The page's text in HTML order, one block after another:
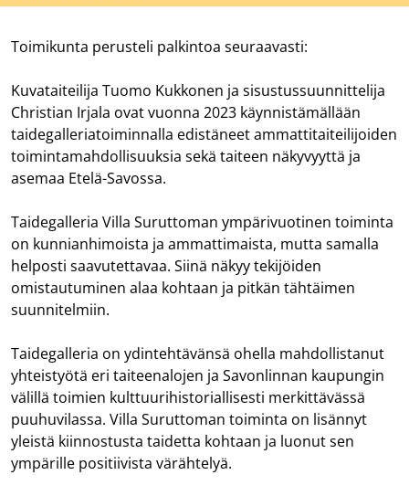
Toimikunta perusteli palkintoa seuraavasti:
Kuvataiteilija Tuomo Kukkonen ja sisustussuunnittelija
Christian Irjala ovat vuonna 2023 käynnistämällään
taidegalleriatoiminnalla edistäneet ammattitaiteilijoiden
toimintamahdollisuuksia sekä taiteen näkyvyyttä ja
asemaa Etelä-Savossa.
Taidegalleria Villa Suruttoman ympärivuotinen toiminta
on kunnianhimoista ja ammattimaista, mutta samalla
helposti saavutettavaa. Siinä näkyy tekijöiden
omistautuminen alaa kohtaan ja pitkän tähtäimen
suunnitelmiin.
Taidegalleria on ydintehtävänsä ohella mahdollistanut
yhteistyötä eri taiteenalojen ja Savonlinnan kaupungin
välillä toimien kulttuurihistoriallisesti merkittävässä
puuhuvilassa. Villa Suruttoman toiminta on lisännyt
yleistä kiinnostusta taidetta kohtaan ja luonut sen
ympärille positiivista värähtelyä.